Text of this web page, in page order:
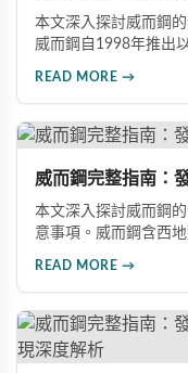
本文深入探討威而鋼
威而鋼自1998年推出
READ MORE →
威而鋼完整指南：
本文深入探討威而鋼
意事項。威而鋼含西
READ MORE →